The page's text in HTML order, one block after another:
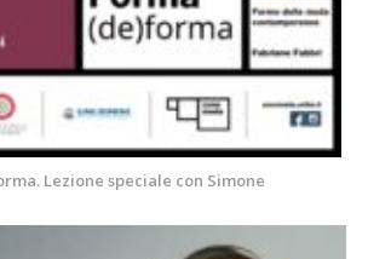
Lezione speciale con Simone